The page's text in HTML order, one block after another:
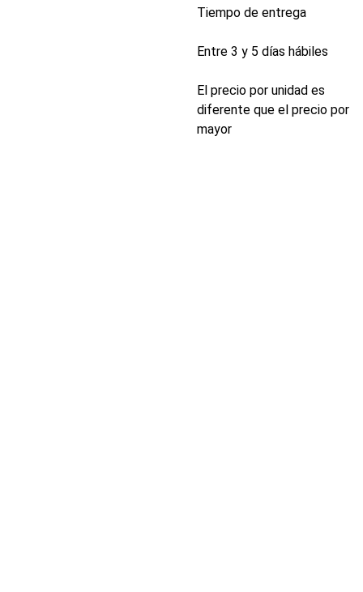
Tiempo de entrega
Entre 3 y 5 días hábiles
El precio por unidad es
diferente que el precio por
mayor